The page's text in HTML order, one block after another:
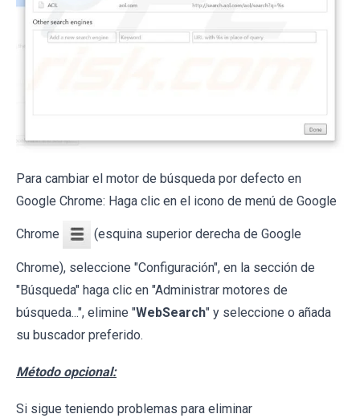
Para cambiar el motor de búsqueda por defecto en
Google Chrome: Haga clic en el icono de menú de Google
Chrome (esquina superior derecha de Google
Chrome), seleccione "Configuración", en la sección de
"Búsqueda" haga clic en "Administrar motores de
búsqueda...", elimine "WebSearch" y seleccione o añada
su buscador preferido.
Método opcional:
Si sigue teniendo problemas para eliminar